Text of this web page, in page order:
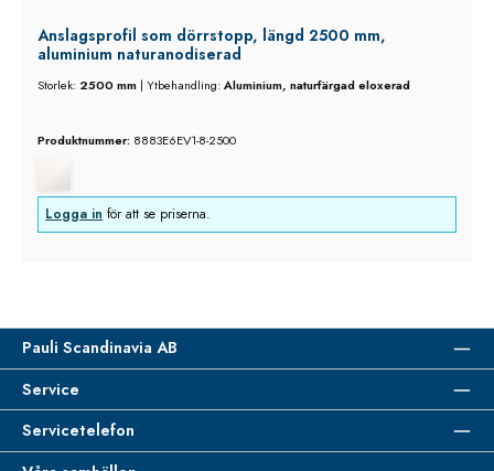
Anslagsprofil som dörrstopp, längd 2500 mm,
aluminium naturanodiserad
Storlek: 2500 mm | Ytbehandling:Aluminium, naturfärgad eloxerad
Produktnummer: 8883E6EV1-8-2500
Logga in för att se priserna.
Pauli Scandinavia AB
Service
Servicetelefon